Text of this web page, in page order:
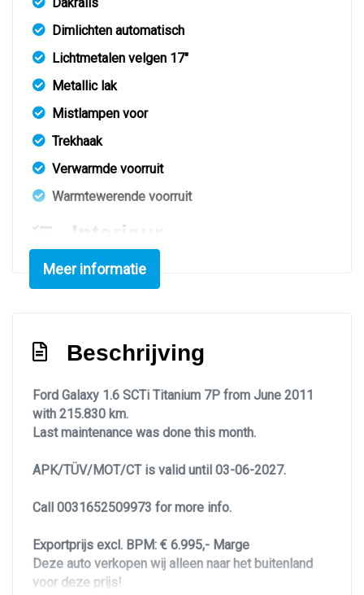
Dimlichten automatisch
Lichtmetalen velgen 17"
Metallic lak
Mistlampen voor
Trekhaak
Verwarmde voorruit
Warmtewerende voorruit
Interieur
7-persoons
Binnenspiegel automatisch dimmend
Elektrische ramen voor en achter
Lederen versnellingspook
Lendesteun(en) verstelbaar
Infotainment
Navigatie
Navigatiesysteem
Meer informatie
Beschrijving
Ford Galaxy 1.6 SCTi Titanium 7P from June 2011
with 215.830 km.
Last maintenance was done this month.
APK/TÜV/MOT/CT is valid until 03-06-2027.
Call 0031652509973 for more info.
Exportprijs excl. BPM: € 6.995,- Marge
Deze auto verkopen wij alleen naar het buitenland
voor deze prijs!